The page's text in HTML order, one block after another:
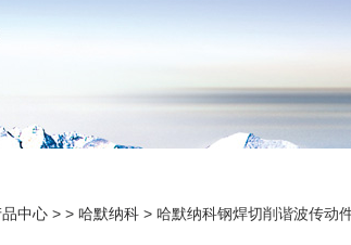
品中心 > > 哈默纳科 > 哈默纳科钢焊切削谐波传动